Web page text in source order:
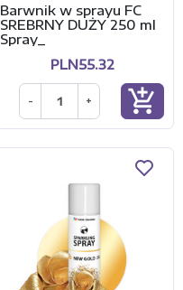
Barwnik w sprayu FC
SREBRNY DUŻY 250 ml
Spray_
PLN55.32
- + add_shopping_cart